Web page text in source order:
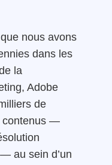
nous avons
dans les
la
Adobe
de
contenus —
au sein d’un